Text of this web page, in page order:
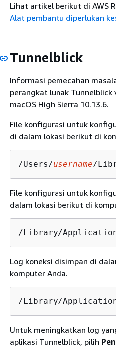
Lihat artikel berikut di AWS
Alat pembantu diperlukan
Tunnelblick
Informasi pemecahan
perangkat lunak Tunnelblick
macOS High Sierra 10.13.6.
File konfigurasi untuk
di dalam lokasi berikut di
/Users/username/
File konfigurasi untuk
dalam lokasi berikut di
/Library/
Log koneksi disimpan di
komputer Anda.
/Library/
Untuk meningkatkan log
aplikasi Tunnelblick, pilih